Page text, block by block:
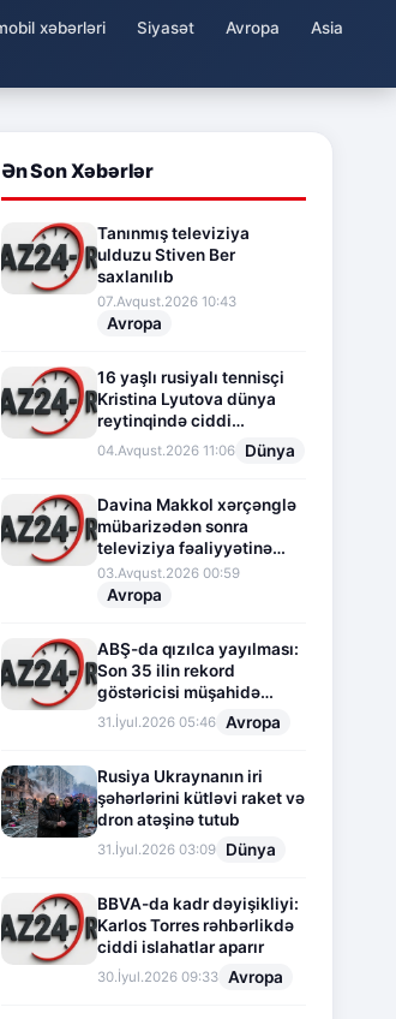
xəbərləri Siyasət Avropa
Asia
Ən Son Xəbərlər
Tanınmış televiziya
ulduzu Stiven Ber
saxlanılıb
07.Avqust.2026 10:43
Avropa
16 yaşlı rusiyalı tennisçi
Kristina Lyutova dünya
reytinqində ciddi
irəliləyişə imza atdı
04.Avqust.2026 11:06 Dünya
Davina Makkol xərçənglə
mübarizədən sonra
televiziya fəaliyyətinə
fasilə verir
03.Avqust.2026 00:59
Avropa
ABŞ-da qızılca yayılması:
Son 35 ilin rekord
göstəricisi müşahidə
olunur
31.İyul.2026 05:46 Avropa
Rusiya Ukraynanın iri
şəhərlərini kütləvi raket və
dron atəşinə tutub
31.İyul.2026 03:09 Dünya
BBVA-da kadr dəyişikliyi:
Karlos Torres rəhbərlikdə
ciddi islahatlar aparır
30.İyul.2026 09:33 Avropa